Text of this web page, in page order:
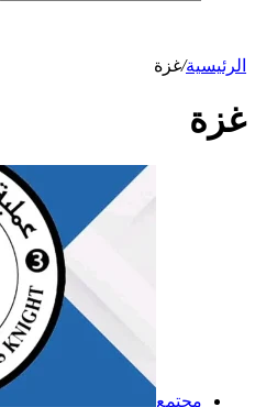
الرئيسية/غزة
غزة
مجتمع